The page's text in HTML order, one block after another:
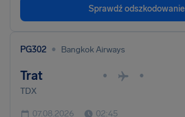
Sprawdź odszkodowanie
PG302 • Bangkok Airways
Trat • •
TDX
07.08.2026 02:45